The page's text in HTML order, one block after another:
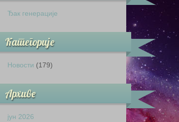
Ђак генерације
Категорије
Новости (179)
Архиве
јун 2026